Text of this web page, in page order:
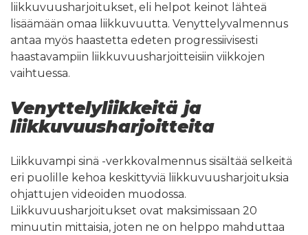
liikkuvuusharjoitukset, eli helpot keinot lähteä
lisäämään omaa liikkuvuutta. Venyttelyvalmennus
antaa myös haastetta edeten progressiivisesti
haastavampiin liikkuvuusharjoitteisiin viikkojen
vaihtuessa.
Venyttelyliikkeitä ja
liikkuvuusharjoitteita
Liikkuvampi sinä -verkkovalmennus sisältää selkeitä
eri puolille kehoa keskittyviä liikkuvuusharjoituksia
ohjattujen videoiden muodossa.
Liikkuvuusharjoitukset ovat maksimissaan 20
minuutin mittaisia, joten ne on helppo mahduttaa